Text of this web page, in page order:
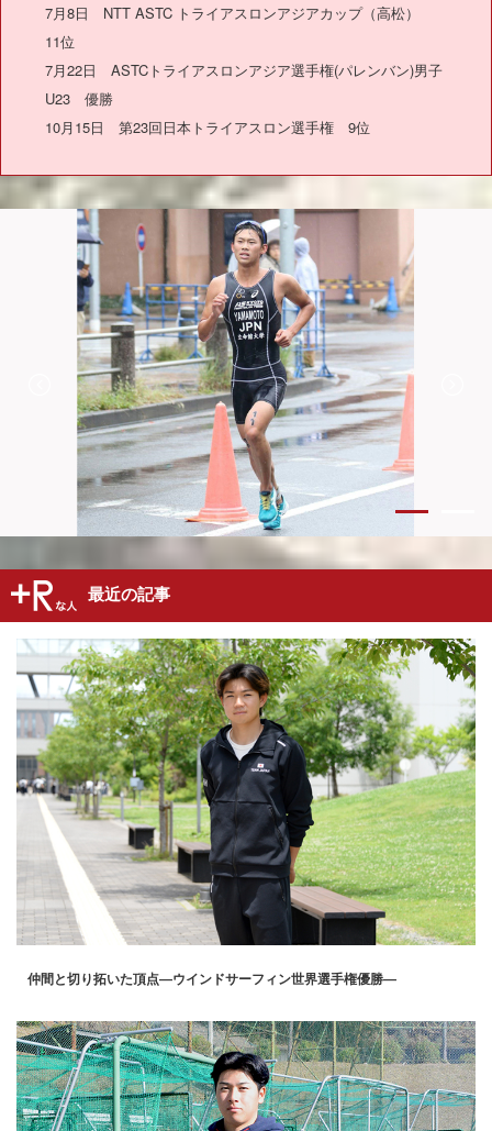
7月8日 NTT ASTC トライアスロンアジアカップ（高松）
11位
7月22日 ASTCトライアスロンアジア選手権(パレンバン)男子
U23 優勝
10月15日 第23回日本トライアスロン選手権 9位
最近の記事
仲間と切り拓いた頂点―ウインドサーフィン世界選手権優勝―